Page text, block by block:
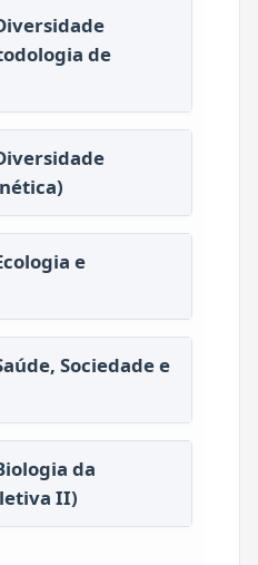
de
e
Sociedade e
da
II)